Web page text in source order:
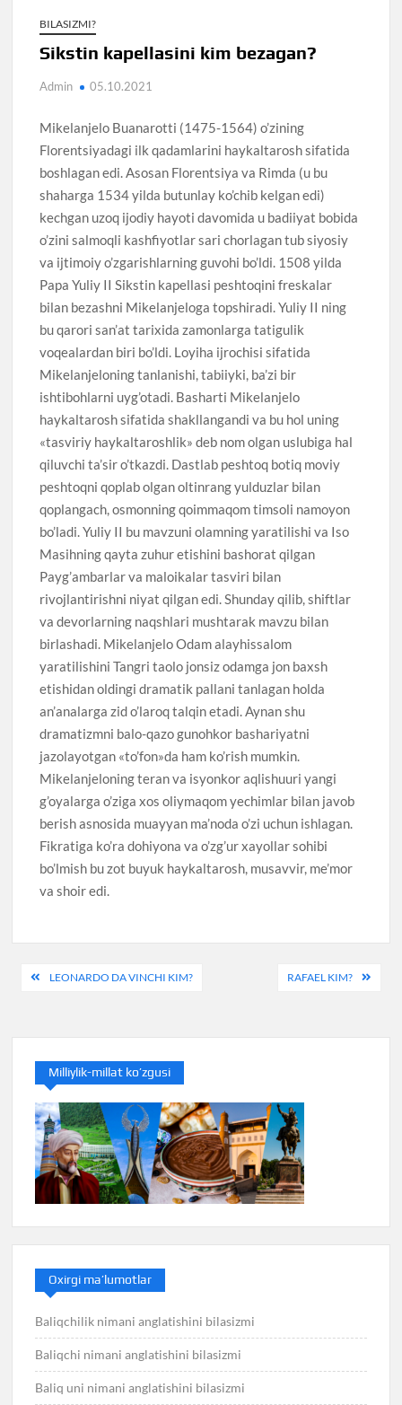
BILASIZMI?
Sikstin kapellasini kim bezagan?
Admin 05.10.2021
Mikelanjelo Buanarotti (1475-1564) o’zining
Florentsiyadagi ilk qadamlarini haykaltarosh sifatida
boshlagan edi. Asosan Florentsiya va Rimda (u bu
shaharga 1534 yilda butunlay ko’chib kelgan edi)
kechgan uzoq ijodiy hayoti davomida u badiiyat bobida
o’zini salmoqli kashfiyotlar sari chorlagan tub siyosiy
va ijtimoiy o’zgarishlarning guvohi bo’ldi. 1508 yilda
Papa Yuliy II Sikstin kapellasi peshtoqini freskalar
bilan bezashni Mikelanjeloga topshiradi. Yuliy II ning
bu qarori san’at tarixida zamonlarga tatigulik
voqealardan biri bo’ldi. Loyiha ijrochisi sifatida
Mikelanjeloning tanlanishi, tabiiyki, ba’zi bir
ishtibohlarni uyg’otadi. Basharti Mikelanjelo
haykaltarosh sifatida shakllangandi va bu hol uning
«tasviriy haykaltaroshlik» deb nom olgan uslubiga hal
qiluvchi ta’sir o’tkazdi. Dastlab peshtoq botiq moviy
peshtoqni qoplab olgan oltinrang yulduzlar bilan
qoplangach, osmonning qoimmaqom timsoli namoyon
bo’ladi. Yuliy II bu mavzuni olamning yaratilishi va Iso
Masihning qayta zuhur etishini bashorat qilgan
Payg’ambarlar va maloikalar tasviri bilan
rivojlantirishni niyat qilgan edi. Shunday qilib, shiftlar
va devorlarning naqshlari mushtarak mavzu bilan
birlashadi. Mikelanjelo Odam alayhissalom
yaratilishini Tangri taolo jonsiz odamga jon baxsh
etishidan oldingi dramatik pallani tanlagan holda
an’analarga zid o’laroq talqin etadi. Aynan shu
dramatizmni balo-qazo gunohkor bashariyatni
jazolayotgan «to’fon»da ham ko’rish mumkin.
Mikelanjeloning teran va isyonkor aqlishuuri yangi
g’oyalarga o’ziga xos oliymaqom yechimlar bilan javob
berish asnosida muayyan ma’noda o’zi uchun ishlagan.
Fikratiga ko’ra dohiyona va o’zg’ur xayollar sohibi
bo’lmish bu zot buyuk haykaltarosh, musavvir, me’mor
va shoir edi.
PostLEONARDO DA VINCHI KIM? RAFAEL KIM?
Milliylik-millat ko’zgusi
Oxirgi ma’lumotlar
Baliqchilik nimani anglatishini bilasizmi
Baliqchi nimani anglatishini bilasizmi
Baliq uni nimani anglatishini bilasizmi